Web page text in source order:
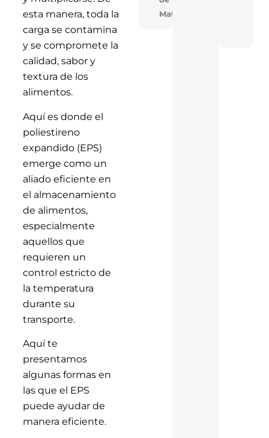
esta manera, toda la
carga se contamina
y se compromete la
calidad, sabor y
textura de los
alimentos.
Aquí es donde el
poliestireno
expandido (EPS)
emerge como un
aliado eficiente en
el almacenamiento
de alimentos,
especialmente
aquellos que
requieren un
control estricto de
la temperatura
durante su
transporte.
Aquí te
presentamos
algunas formas en
las que el EPS
puede ayudar de
manera eficiente.
Materiales